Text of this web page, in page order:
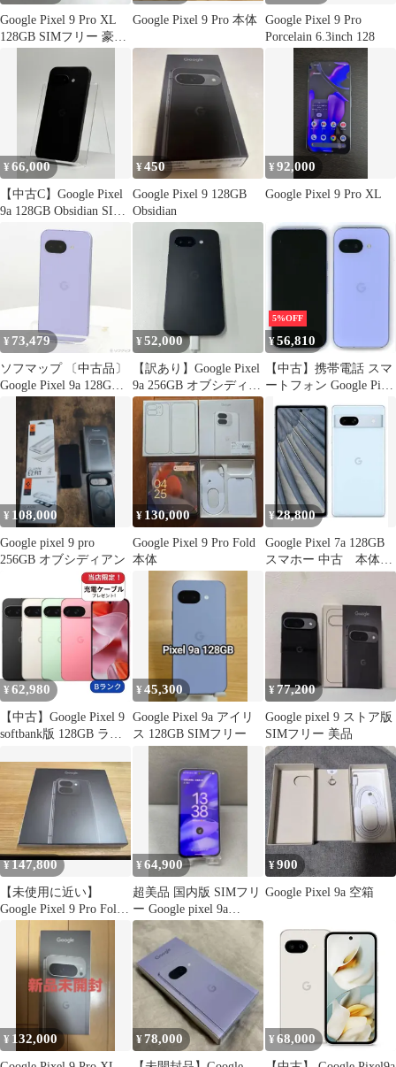
Google Pixel 9 Pro XL
128GB SIMフリー 豪華
Google Pixel 9 Pro 本体 Google Pixel 9 Pro
Porcelain 6.3inch 128
¥66,000
【中古C】Google Pixel
9a 128GB Obsidian SIM
フリー 白ロム
¥450
Google Pixel 9 128GB
Obsidian
¥92,000
Google Pixel 9 Pro XL
¥ 73,479
ソフマップ 〔中古品〕
Google Pixel 9a 128GB
アイリス G3Y12
docomo SIMフリー
【349】
¥52,000
【訳あり】Google Pixel
9a 256GB オブシディア
ン
5%OFF
¥56,810
【中古】携帯電話 スマ
ートフォン Google Pixel
9a 8GB/128GB
(docomo/Iris)[GA09564-
JP]
¥ 108,000
Google pixel 9 pro
256GB オブシディアン
¥ 130,000
Google Pixel 9 Pro Fold
本体
¥28,800
Google Pixel 7a 128GB
スマホー 中古 本体の
み
¥ 62,980
【中古】Google Pixel 9
softbank版 128GB ラン
トフォン Android 本体
SIMフリー シムフリー
送料無料
¥45,300
Google Pixel 9a アイリ
ス 128GB SIMフリー
¥77,200
Google pixel 9 ストア版
SIMフリー 美品
¥147,800
【未使用に近い】
Google Pixel 9 Pro Fold
¥64,900
超美品 国内版 SIMフリ
ー Google pixel 9a
128GB
¥900
Google Pixel 9a 空箱
¥ 132,000 ¥78,000 ¥ 68,000